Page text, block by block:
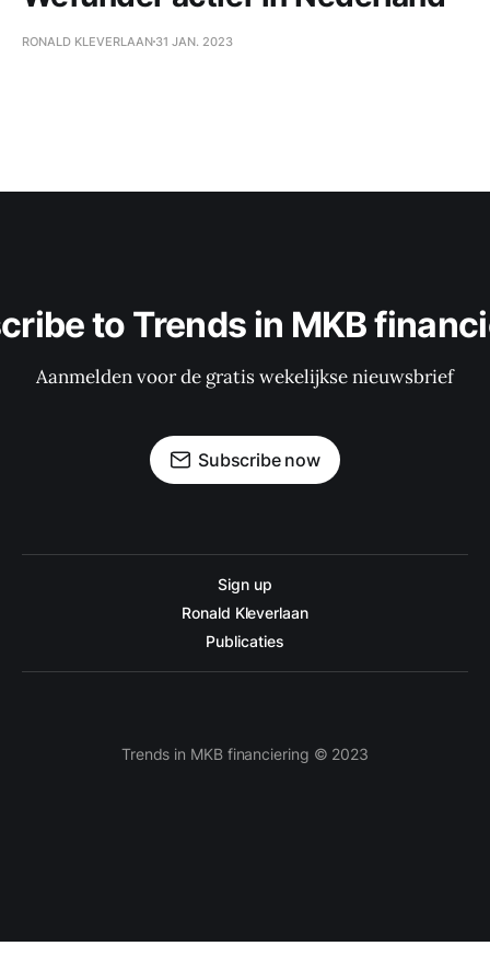
RONALD KLEVERLAAN 31 JAN. 2023
to Trends in MKB
Aanmelden voor de gratis wekelijkse nieuwsbrief
Subscribe now
Sign up
Ronald Kleverlaan
Publicaties
Trends in MKB financiering © 2023